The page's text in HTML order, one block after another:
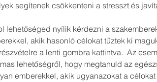
segítenek csökkenteni a stresszt és
lehetőséged nyílik kérdezni a
akik hasonló célokat tűztek ki
a lenti gombra kattintva.  Az
lehetőségről, hogy megtanuld az
emberekkel, akik ugyanazokat a